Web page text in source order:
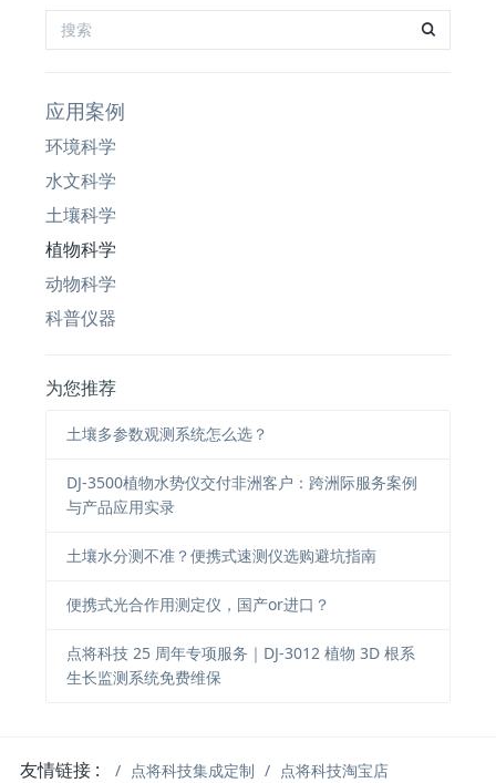
应用案例
环境科学
水文科学
土壤科学
植物科学
动物科学
科普仪器
为您推荐
土壤多参数观测系统怎么选？
DJ-3500植物水势仪交付非洲客户：跨洲际服务案例
与产品应用实录
土壤水分测不准？便携式速测仪选购避坑指南
便携式光合作用测定仪，国产or进口？
点将科技 25 周年专项服务｜DJ-3012 植物 3D 根系
生长监测系统免费维保
友情链接 : 点将科技集成定制 点将科技淘宝店